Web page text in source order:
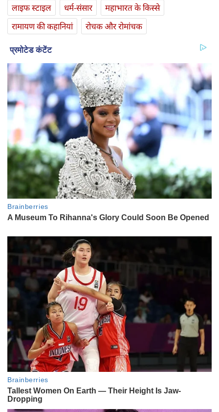
लाइफ स्‍टाइल
धर्म-संसार
महाभारत के किस्से
रामायण की कहानियां
रोचक और रोमांचक